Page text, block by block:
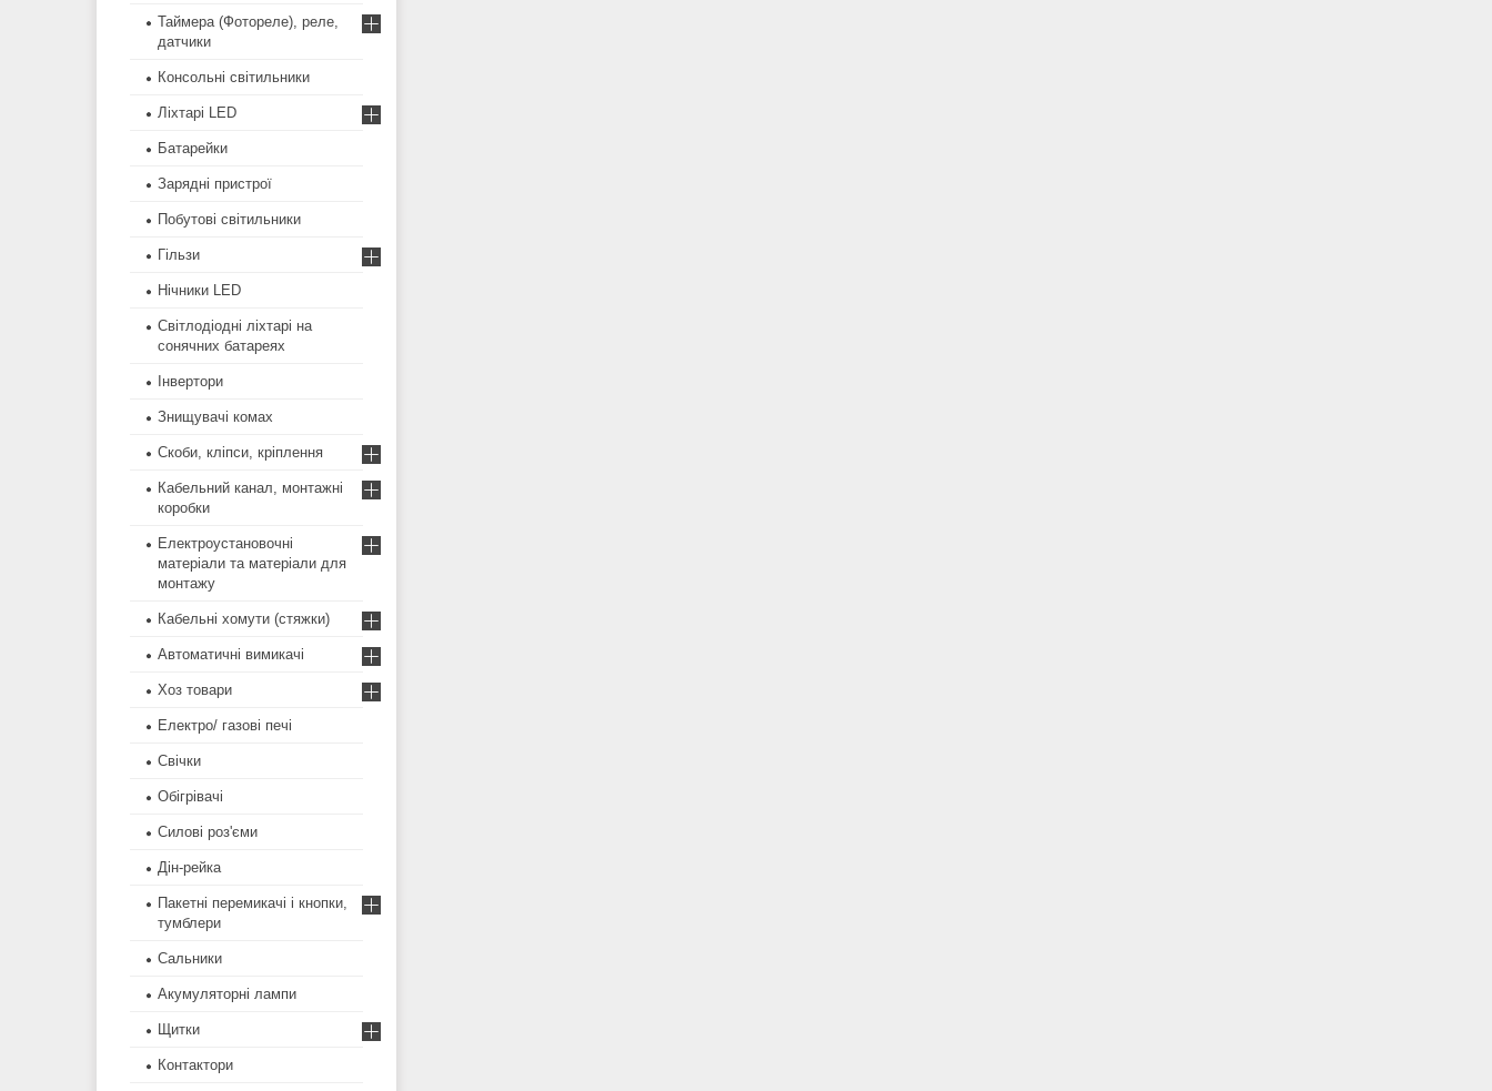
Таймера (Фотореле), реле,
датчики
Консольні світильники
Ліхтарі LED
Батарейки
Зарядні пристрої
Побутові світильники
Гільзи
Нічники LED
Світлодіодні ліхтарі на
сонячних батареях
Інвертори
Знищувачі комах
Скоби, кліпси, кріплення
Кабельний канал, монтажні
коробки
Електроустановочні
матеріали та матеріали для
монтажу
Кабельні хомути (стяжки)
Автоматичні вимикачі
Хоз товари
Електро/ газові печі
Свічки
Обігрівачі
Силові роз'єми
Дін-рейка
Пакетні перемикачі і кнопки,
тумблери
Сальники
Акумуляторні лампи
Щитки
Контактори